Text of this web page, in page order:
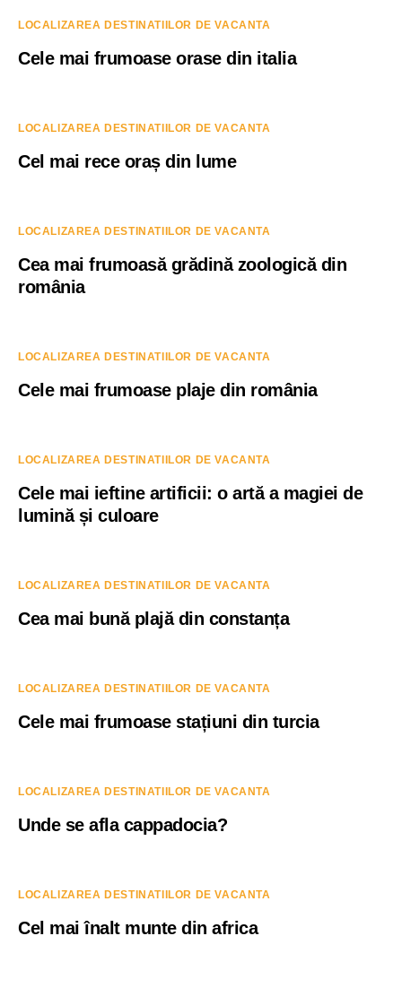
LOCALIZAREA DESTINATIILOR DE VACANTA
Cele mai frumoase orase din italia
LOCALIZAREA DESTINATIILOR DE VACANTA
Cel mai rece oraș din lume
LOCALIZAREA DESTINATIILOR DE VACANTA
Cea mai frumoasă grădină zoologică din
românia
LOCALIZAREA DESTINATIILOR DE VACANTA
Cele mai frumoase plaje din românia
LOCALIZAREA DESTINATIILOR DE VACANTA
Cele mai ieftine artificii: o artă a magiei de
lumină și culoare
LOCALIZAREA DESTINATIILOR DE VACANTA
Cea mai bună plajă din constanța
LOCALIZAREA DESTINATIILOR DE VACANTA
Cele mai frumoase stațiuni din turcia
LOCALIZAREA DESTINATIILOR DE VACANTA
Unde se afla cappadocia?
LOCALIZAREA DESTINATIILOR DE VACANTA
Cel mai înalt munte din africa